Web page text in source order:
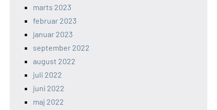
marts 2023
februar 2023
januar 2023
september 2022
august 2022
juli 2022
juni 2022
maj 2022